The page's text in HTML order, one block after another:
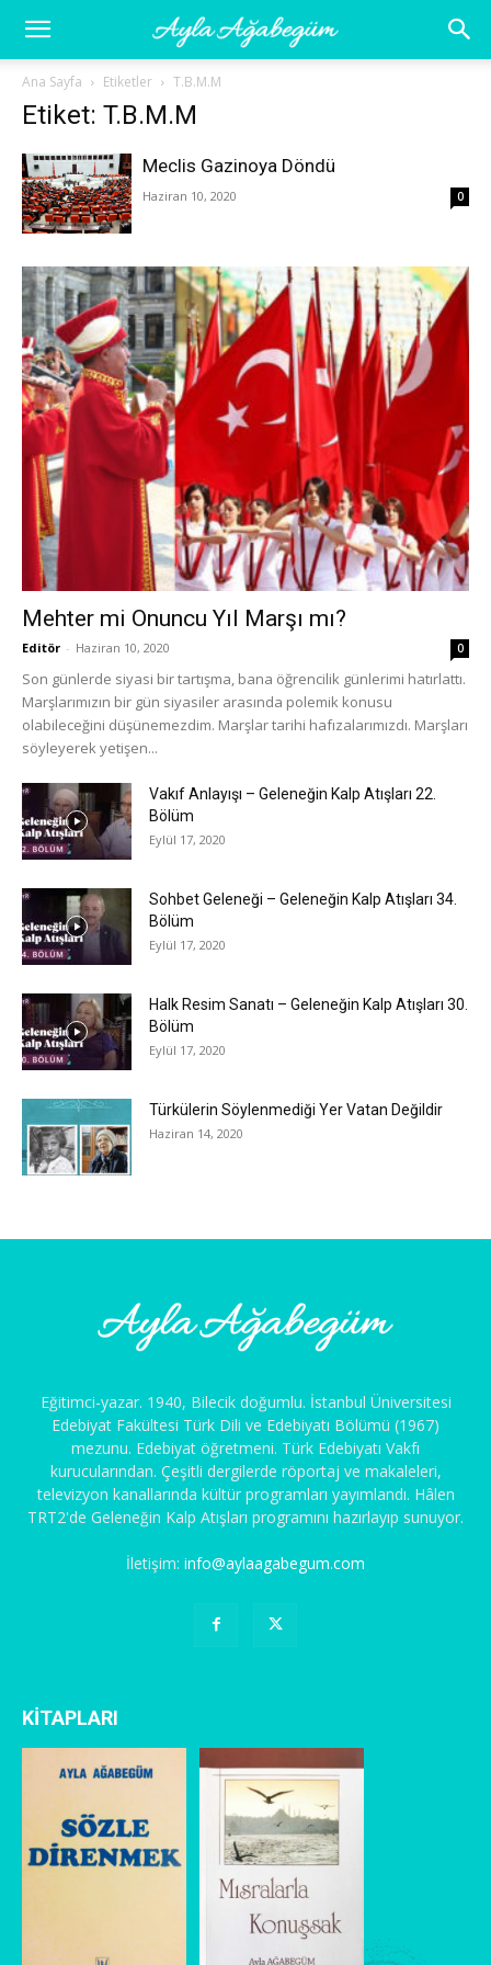
Ayla
Ağabegüm
Ana Sayfa Etiketler T.B.M.M
Etiket: T.B.M.M
Meclis Gazinoya Döndü
Haziran 10, 2020 0
Mehter mi Onuncu Yıl Marşı mı?
Editör - Haziran 10, 2020 0
Son günlerde siyasi bir tartışma, bana öğrencilik günlerimi hatırlattı.
Marşlarımızın bir gün siyasiler arasında polemik konusu
olabileceğini düşünemezdim. Marşlar tarihi hafızalarımızdı. Marşları
söyleyerek yetişen...
Vakıf Anlayışı – Geleneğin Kalp Atışları 22.
Bölüm
Eylül 17, 2020
Sohbet Geleneği – Geleneğin Kalp Atışları 34.
Bölüm
Eylül 17, 2020
Halk Resim Sanatı – Geleneğin Kalp Atışları 30.
Bölüm
Eylül 17, 2020
Türkülerin Söylenmediği Yer Vatan Değildir
Haziran 14, 2020
Eğitimci-yazar. 1940, Bilecik doğumlu. İstanbul Üniversitesi
Edebiyat Fakültesi Türk Dili ve Edebiyatı Bölümü (1967)
mezunu. Edebiyat öğretmeni. Türk Edebiyatı Vakfı
kurucularından. Çeşitli dergilerde röportaj ve makaleleri,
televizyon kanallarında kültür programları yayımlandı. Hâlen
TRT2'de Geleneğin Kalp Atışları programını hazırlayıp sunuyor.
İletişim: info@aylaagabegum.com
KİTAPLARI